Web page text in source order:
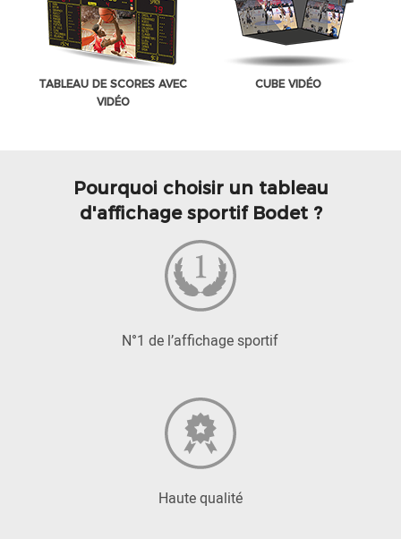
TABLEAU DE SCORES AVEC
VIDÉO
CUBE VIDÉO
Pourquoi choisir un tableau
d'affichage sportif Bodet ?
N°1 de l’affichage sportif
Haute qualité